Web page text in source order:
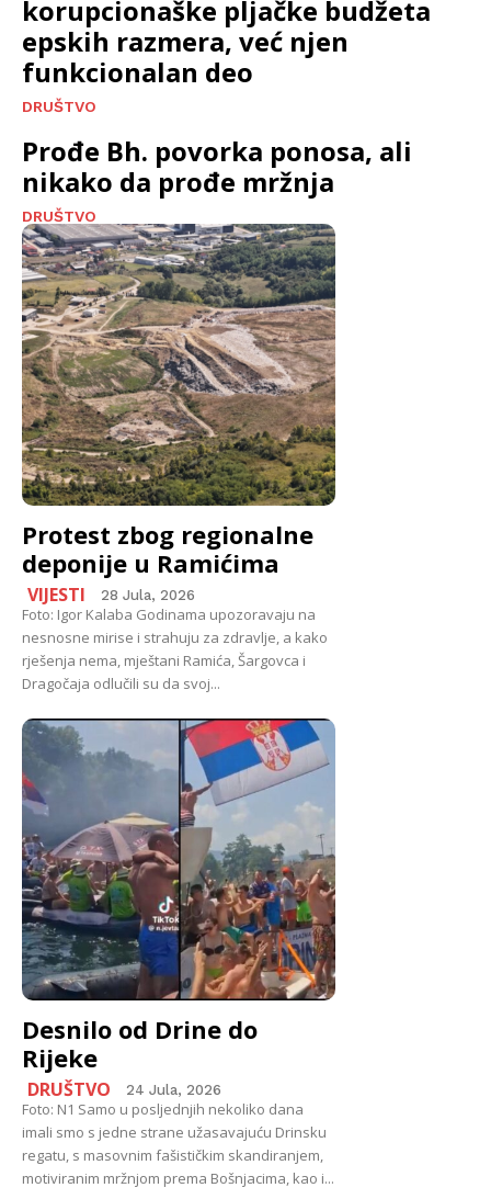
korupcionaške pljačke budžeta
epskih razmera, već njen
funkcionalan deo
DRUŠTVO
Prođe Bh. povorka ponosa, ali
nikako da prođe mržnja
DRUŠTVO
Protest zbog regionalne
deponije u Ramićima
VIJESTI 28 Jula, 2026
Foto: Igor Kalaba Godinama upozoravaju na
nesnosne mirise i strahuju za zdravlje, a kako
rješenja nema, mještani Ramića, Šargovca i
Dragočaja odlučili su da svoj...
Desnilo od Drine do
Rijeke
DRUŠTVO 24 Jula, 2026
Foto: N1 Samo u posljednjih nekoliko dana
imali smo s jedne strane užasavajuću Drinsku
regatu, s masovnim fašističkim skandiranjem,
motiviranim mržnjom prema Bošnjacima, kao i...